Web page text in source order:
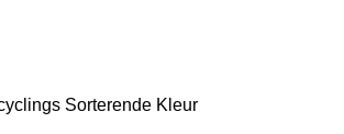
Sorterende Kleur